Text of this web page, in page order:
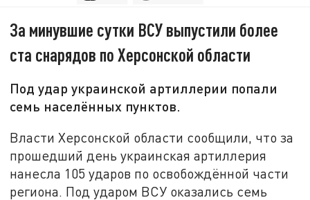
За минувшие сутки ВСУ выпустили более
ста снарядов по Херсонской области
Под удар украинской артиллерии попали
семь населённых пунктов.
Власти Херсонской области сообщили, что за
прошедший день украинская артиллерия
нанесла 105 ударов по освобождённой части
региона. Под ударом ВСУ оказались семь